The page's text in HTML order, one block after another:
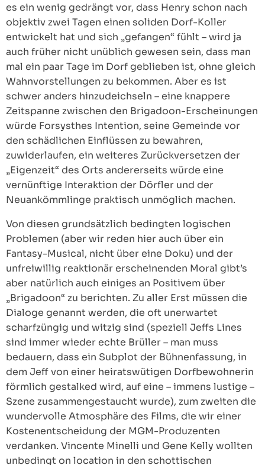
es ein wenig gedrängt vor, dass Henry schon nach
objektiv zwei Tagen einen soliden Dorf-Koller
entwickelt hat und sich „gefangen“ fühlt – wird ja
auch früher nicht unüblich gewesen sein, dass man
mal ein paar Tage im Dorf geblieben ist, ohne gleich
Wahnvorstellungen zu bekommen. Aber es ist
schwer anders hinzudeichseln – eine knappere
Zeitspanne zwischen den Brigadoon-Erscheinungen
würde Forsysthes Intention, seine Gemeinde vor
den schädlichen Einflüssen zu bewahren,
zuwiderlaufen, ein weiteres Zurückversetzen der
„Eigenzeit“ des Orts andererseits würde eine
vernünftige Interaktion der Dörfler und der
Neuankömmlinge praktisch unmöglich machen.
Von diesen grundsätzlich bedingten logischen
Problemen (aber wir reden hier auch über ein
Fantasy-Musical, nicht über eine Doku) und der
unfreiwillig reaktionär erscheinenden Moral gibt’s
aber natürlich auch einiges an Positivem über
„Brigadoon“ zu berichten. Zu aller Erst müssen die
Dialoge genannt werden, die oft unerwartet
scharfzüngig und witzig sind (speziell Jeffs Lines
sind immer wieder echte Brüller – man muss
bedauern, dass ein Subplot der Bühnenfassung, in
dem Jeff von einer heiratswütigen Dorfbewohnerin
förmlich gestalked wird, auf eine – immens lustige –
Szene zusammengestaucht wurde), zum zweiten die
wundervolle Atmosphäre des Films, die wir einer
Kostenentscheidung der MGM-Produzenten
verdanken. Vincente Minelli und Gene Kelly wollten
unbedingt on location in den schottischen